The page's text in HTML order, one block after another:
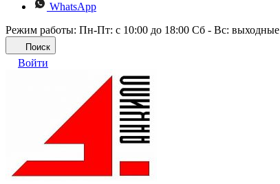
WhatsApp
Режим работы: Пн-Пт: с 10:00 до 18:00 Сб - Вс: выходные
Поиск
Войти